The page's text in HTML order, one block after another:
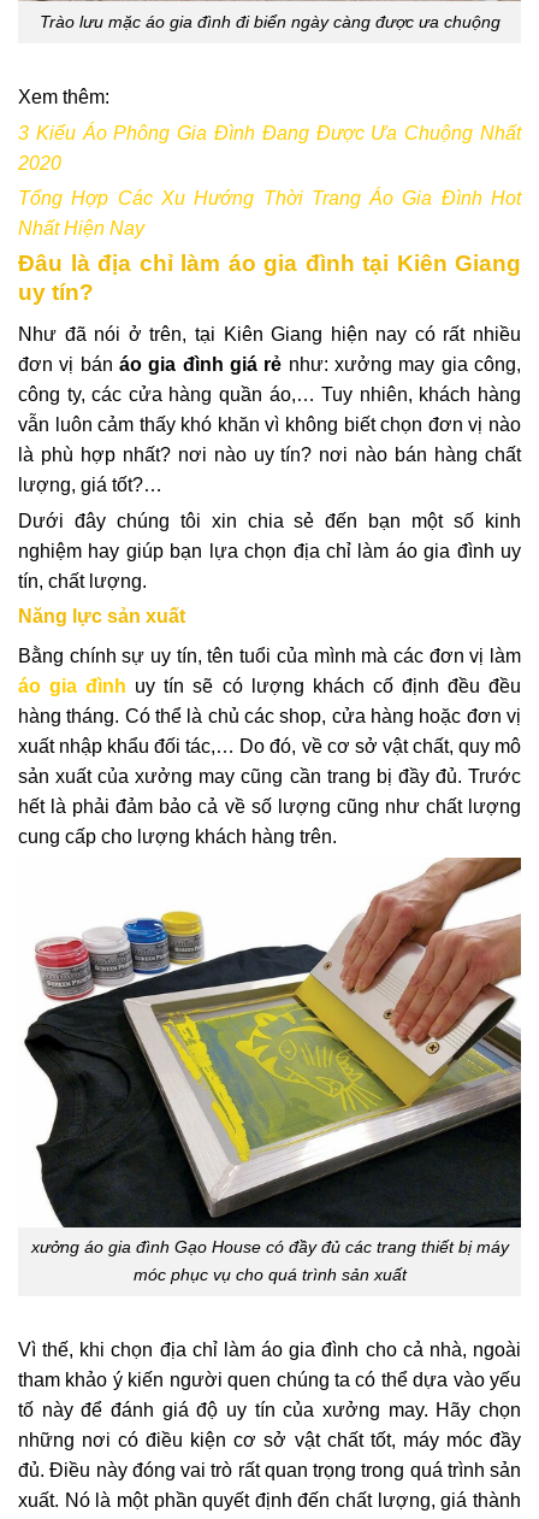
Trào lưu mặc áo gia đình đi biển ngày càng được ưa chuộng
Xem thêm:
3 Kiểu Áo Phông Gia Đình Đang Được Ưa Chuộng Nhất
2020
Tổng Hợp Các Xu Hướng Thời Trang Áo Gia Đình Hot
Nhất Hiện Nay
Đâu là địa chỉ làm áo gia đình tại Kiên Giang
uy tín?
Như đã nói ở trên, tại Kiên Giang hiện nay có rất nhiều
đơn vị bán áo gia đình giá rẻ như: xưởng may gia công,
công ty, các cửa hàng quần áo,… Tuy nhiên, khách hàng
vẫn luôn cảm thấy khó khăn vì không biết chọn đơn vị nào
là phù hợp nhất? nơi nào uy tín? nơi nào bán hàng chất
lượng, giá tốt?…
Dưới đây chúng tôi xin chia sẻ đến bạn một số kinh
nghiệm hay giúp bạn lựa chọn địa chỉ làm áo gia đình uy
tín, chất lượng.
Năng lực sản xuất
Bằng chính sự uy tín, tên tuổi của mình mà các đơn vị làm
áo gia đình uy tín sẽ có lượng khách cố định đều đều
hàng tháng. Có thể là chủ các shop, cửa hàng hoặc đơn vị
xuất nhập khẩu đối tác,… Do đó, về cơ sở vật chất, quy mô
sản xuất của xưởng may cũng cần trang bị đầy đủ. Trước
hết là phải đảm bảo cả về số lượng cũng như chất lượng
cung cấp cho lượng khách hàng trên.
xưởng áo gia đình Gạo House có đầy đủ các trang thiết bị máy
móc phục vụ cho quá trình sản xuất
Vì thế, khi chọn địa chỉ làm áo gia đình cho cả nhà, ngoài
tham khảo ý kiến người quen chúng ta có thể dựa vào yếu
tố này để đánh giá độ uy tín của xưởng may. Hãy chọn
những nơi có điều kiện cơ sở vật chất tốt, máy móc đầy
đủ. Điều này đóng vai trò rất quan trọng trong quá trình sản
xuất. Nó là một phần quyết định đến chất lượng, giá thành